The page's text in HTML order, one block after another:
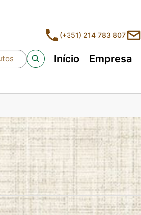
(+351) 214 783 807
Início Empresa